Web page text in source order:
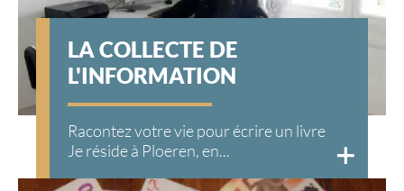
LA COLLECTE DE
L'INFORMATION
Racontez votre vie pour écrire un livre
Je réside à Ploeren, en...